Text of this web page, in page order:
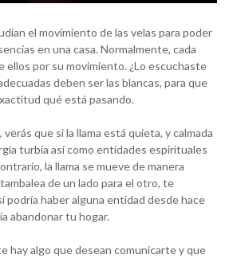
el movimiento de las velas para poder
en una casa. Normalmente, cada
ellos por su movimiento. ¿Lo escuchaste
deben ser las blancas, para que
qué está pasando.
verás que si la llama está quieta, y calmada
turbia así como entidades espirituales
la llama se mueve de manera
de un lado para el otro, te
podría haber alguna entidad desde hace
abandonar tu hogar.
hay algo que desean comunicarte y que